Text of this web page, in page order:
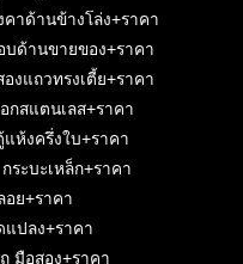
คาด้านข้างโล่ง+ราคา
บด้านขายของ+ราคา
องแถวทรงเตี้ย+ราคา
กสแตนเลส+ราคา
แห้งครึ่งใบ+ราคา
กระบะเหล็ก+ราคา
อย+ราคา
ปลง+ราคา
มือสอง+ราคา